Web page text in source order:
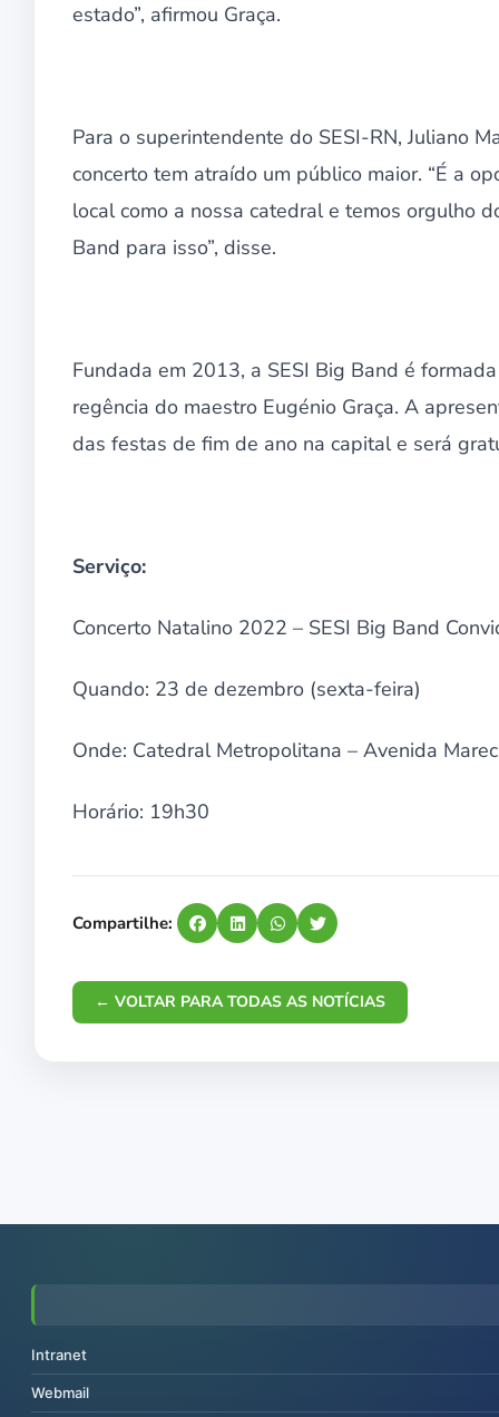
estado”, afirmou Graça.
Para o superintendente do SESI-RN, Juliano
concerto tem atraído um público maior. “É a
local como a nossa catedral e temos orgulho
Band para isso”, disse.
Fundada em 2013, a SESI Big Band é
regência do maestro Eugénio Graça. A
das festas de fim de ano na capital e será
Serviço:
Concerto Natalino 2022 – SESI Big Band
Quando: 23 de dezembro (sexta-feira)
Onde: Catedral Metropolitana – Avenida
Horário: 19h30
Compartilhe:
← VOLTAR PARA TODAS AS NOTÍCIAS
Intranet
Webmail